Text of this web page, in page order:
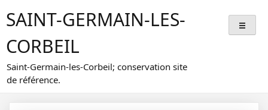
toSAINT-GERMAIN-LES-
CORBEIL
Saint-Germain-les-Corbeil; conservation site
de référence.